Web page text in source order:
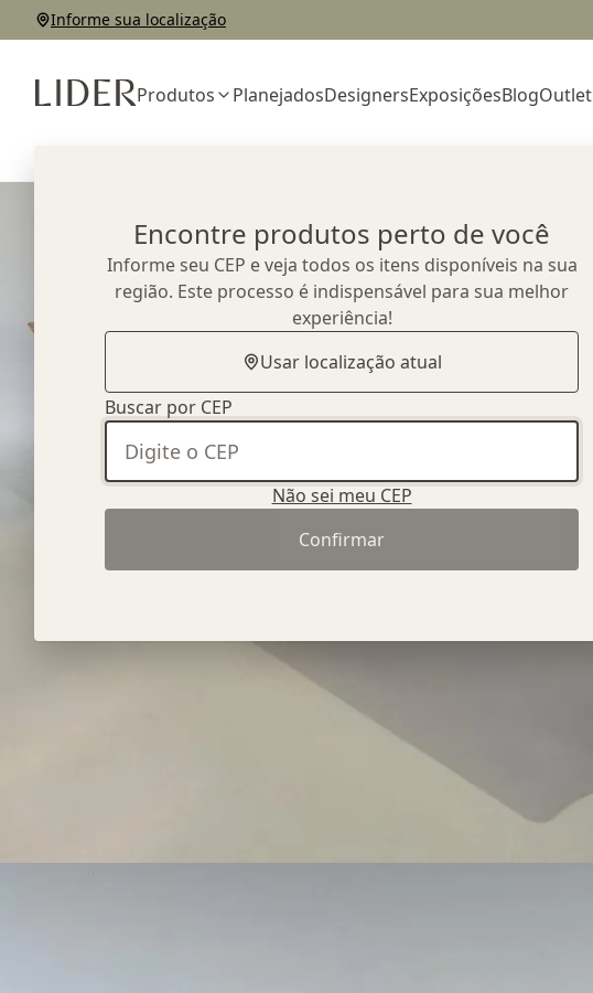
Informe sua localização
Produtos PlanejadosDesignersExposiçõesBlogOutlet
Encontre produtos perto de você
Informe seu CEP e veja todos os itens disponíveis na sua
região. Este processo é indispensável para sua melhor
experiência!
Usar localização atual
Buscar por CEP
Não sei meu CEP
Confirmar